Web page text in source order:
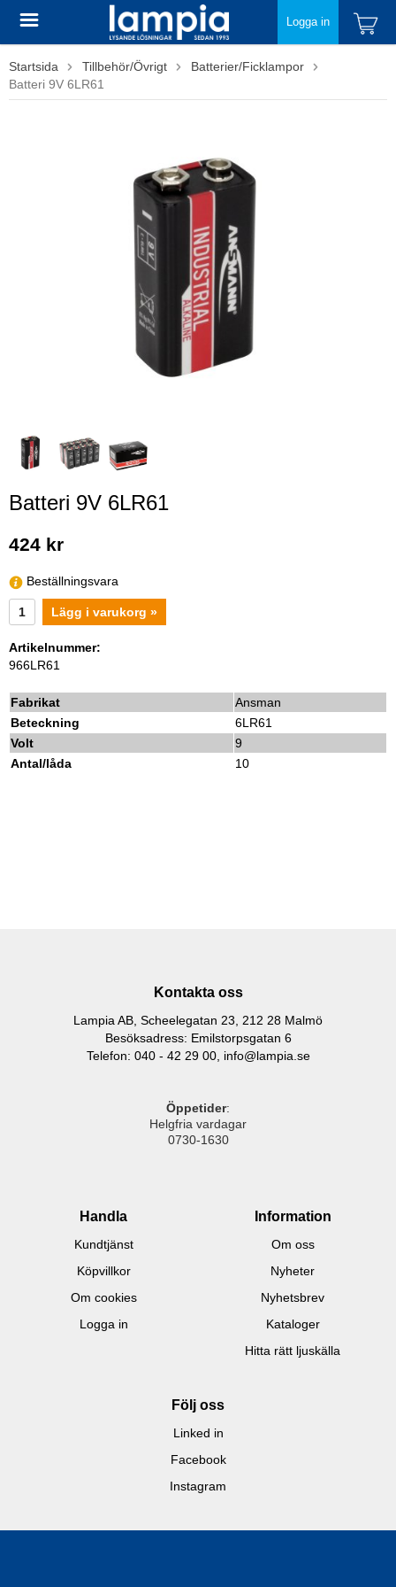
Logga in
Startsida Tillbehör/Övrigt
Batterier/Ficklampor
Batteri 9V 6LR61
Batteri 9V 6LR61
424 kr
Beställningsvara
Lägg i varukorg »
Artikelnummer:
966LR61
Fabrikat
Ansman
Beteckning
6LR61
Volt
9
Antal/låda
10
Kontakta oss
Lampia AB, Scheelegatan 23, 212 28 Malmö
Besöksadress: Emilstorpsgatan 6
Telefon: 040 - 42 29 00, info@lampia.se
Öppetider:
Helgfria vardagar
0730-1630
Handla
Kundtjänst
Köpvillkor
Om cookies
Logga in
Information
Om oss
Nyheter
Nyhetsbrev
Kataloger
Hitta rätt ljuskälla
Följ oss
Linked in
Facebook
Instagram